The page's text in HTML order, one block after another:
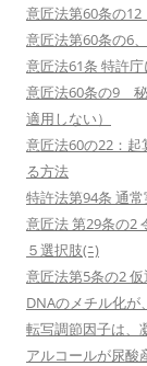
意匠法第60条の
意匠法第60条の6
意匠法61条 特許
意匠法60条の9 秘
適用しない）
意匠法60の22：
る方法
特許法第94条 通
意匠法 第29条の2
５選択肢(ﾆ)
意匠法第5条の2
DNAのメチル化が
転写調節因子は、
アルコールが尿酸